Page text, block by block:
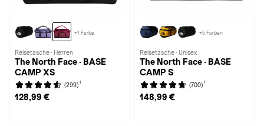
+1 Farbe
Reisetasche · Herren
The North Face · BASE
CAMP XS
(299) 1
128,99 €
+5 Farben
Reisetasche · Unisex
The North Face · BASE
CAMP S
(700) 1
148,99 €